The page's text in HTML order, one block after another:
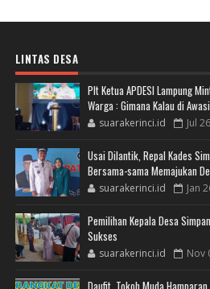
LINTAS DESA
Plt Ketua APDESI Lampung
Warga : Gimana Kalau di
suarakerinci.id Jul
Usai Dilantik, Repal Kades
Bersama-sama Memajukan
suarakerinci.id Jan
Pemilihan Kepala Desa
Sukses
suarakerinci.id Nov
Daufit, Tokoh Muda